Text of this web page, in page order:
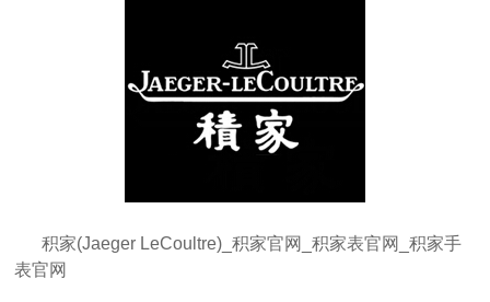
积家(Jaeger LeCoultre)_积家官网_积家表官网_积家手
表官网